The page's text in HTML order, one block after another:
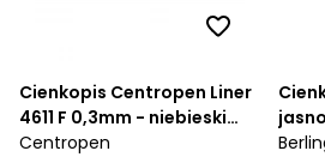
Cienkopis Centropen Liner
4611 F 0,3mm - niebieski
(0000071)
Centropen